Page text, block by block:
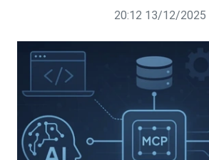
20:12 13/12/2025